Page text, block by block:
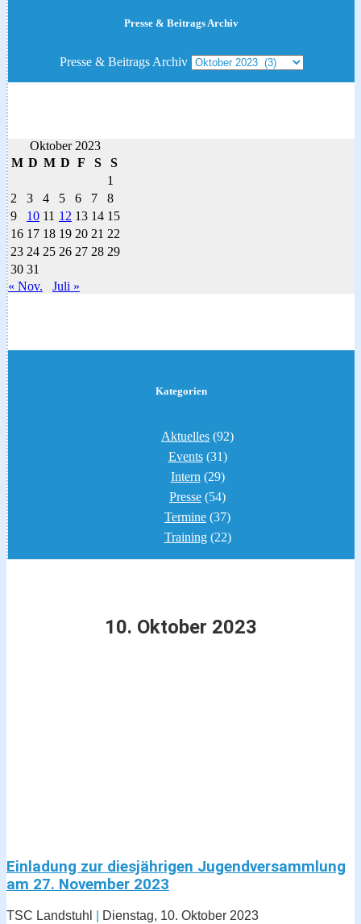
Presse & Beitrags Archiv
Presse & Beitrags Archiv
Oktober 2023
M D M D F S
S
1
2
3 4 5 6 7
8
9
10 11 12 13 14 15
16 17 18 19 20 21 22
23 24 25 26 27 28 29
30 31
« Nov.
Juli »
Kategorien
Aktuelles (92)
Events(31)
Intern (29)
Presse (54)
Termine (37)
Training(22)
10. Oktober 2023
Einladung zur diesjährigen Jugendversammlung
am 27. November 2023
TSC Landstuhl Dienstag, 10. Oktober 2023